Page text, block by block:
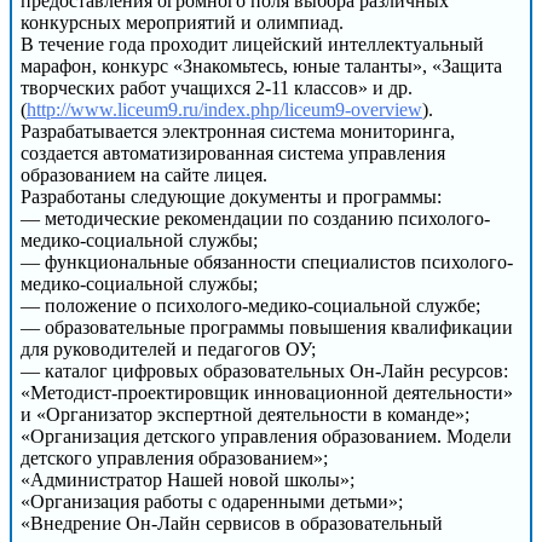
конкурсных мероприятий и олимпиад.
В течение года проходит лицейский интеллектуальный
марафон, конкурс «Знакомьтесь, юные таланты», «Защита
творческих работ учащихся 2-11 классов» и др.
(http://www.liceum9.ru/index.php/liceum9-overview).
Разрабатывается электронная система мониторинга,
создается автоматизированная система управления
образованием на сайте лицея.
Разработаны следующие документы и программы:
— методические рекомендации по созданию психолого-
медико-социальной службы;
— функциональные обязанности специалистов психолого-
медико-социальной службы;
— положение о психолого-медико-социальной службе;
— образовательные программы повышения квалификации
для руководителей и педагогов ОУ;
— каталог цифровых образовательных Он-Лайн ресурсов:
«Методист-проектировщик инновационной деятельности»
и «Организатор экспертной деятельности в команде»;
«Организация детского управления образованием. Модели
детского управления образованием»;
«Администратор Нашей новой школы»;
«Организация работы с одаренными детьми»;
«Внедрение Он-Лайн сервисов в образовательный